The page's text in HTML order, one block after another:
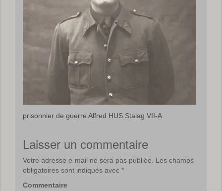
prisonnier de guerre Alfred HUS Stalag VII-A
Laisser un commentaire
Votre adresse e-mail ne sera pas publiée.
Les champs
obligatoires sont indiqués avec *
Commentaire